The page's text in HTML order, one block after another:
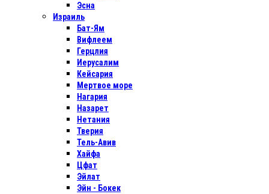
Эсна
Израиль
Бат-Ям
Вифлеем
Герцлия
Иерусалим
Кейсария
Мертвое море
Нагария
Назарет
Нетания
Тверия
Тель-Авив
Хайфа
Цфат
Эйлат
Эйн - Бокек